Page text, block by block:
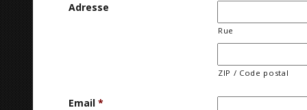
Adresse
Rue
ZIP / Code postal
Email *